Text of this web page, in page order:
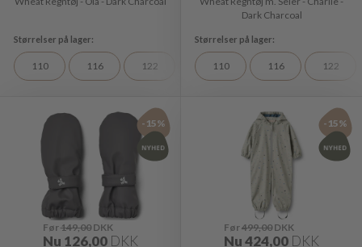
110 116 122 128
Dark Charcoal
110 116 122
-15%
Før149,00DKK
Nu 126,00 DKK
-15%
Før499,00 DKK
Nu424,00 DKK